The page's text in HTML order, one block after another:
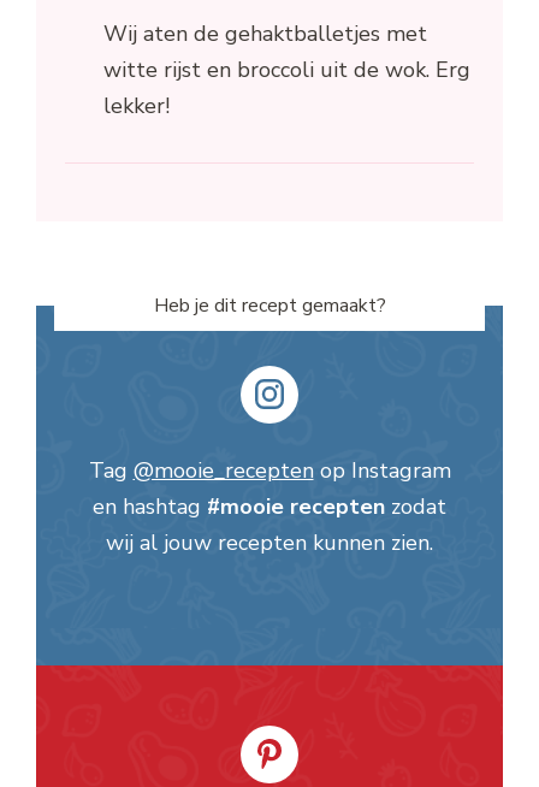
Wij aten de gehaktballetjes met
witte rijst en broccoli uit de wok. Erg
lekker!
Heb je dit recept gemaakt?
Tag @mooie_receptenop Instagram
en hashtag #mooie recepten zodat
wij al jouw recepten kunnen zien.